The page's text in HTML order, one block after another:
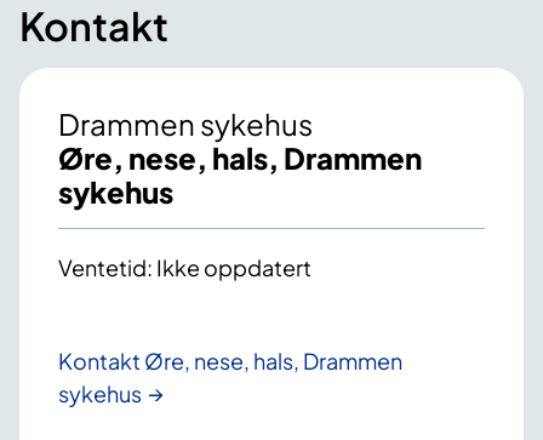
Kontakt
Drammen sykehus
Øre, nese, hals, Drammen
sykehus
Ventetid: Ikke oppdatert
Kontakt Øre, nese, hals, Drammen
sykehus